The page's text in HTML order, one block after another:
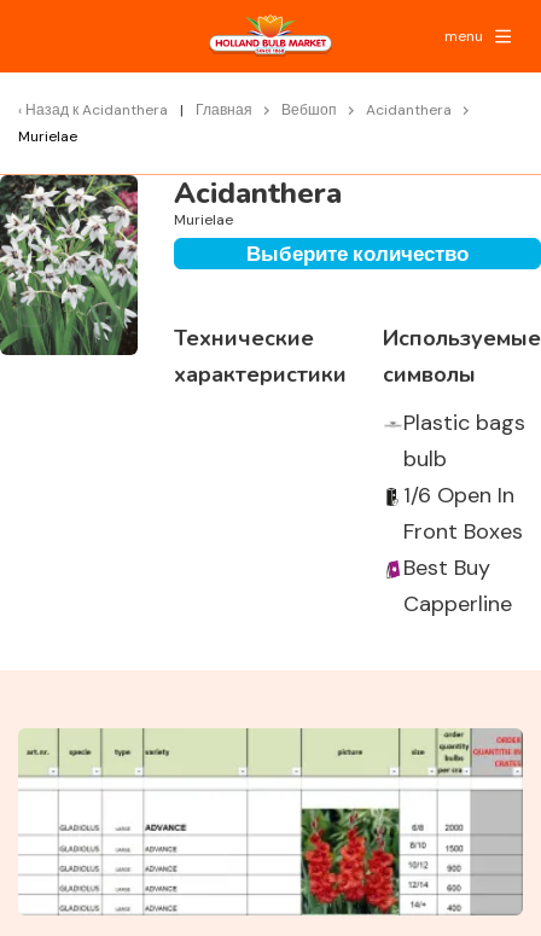
menu
Назад кAcidanthera Главная Вебшоп
Acidanthera
Murielae
Acidanthera
Murielae
Выберите количество
Технические
характеристики
Используемые
символы
Plastic bags
bulb
1/6 Open In
Front Boxes
Best Buy
Capperline